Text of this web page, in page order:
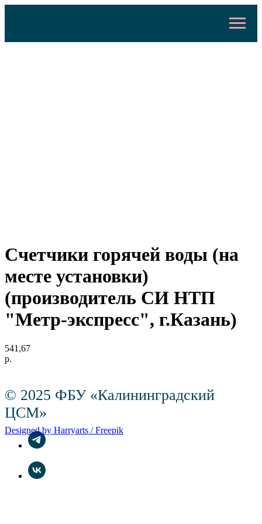
Счетчики горячей воды (на
месте установки)
(производитель СИ НТП
"Метр-экспресс", г.Казань)
541,67
р.
© 2025 ФБУ «Калининградский
ЦСМ»
Designed by Harryarts / Freepik